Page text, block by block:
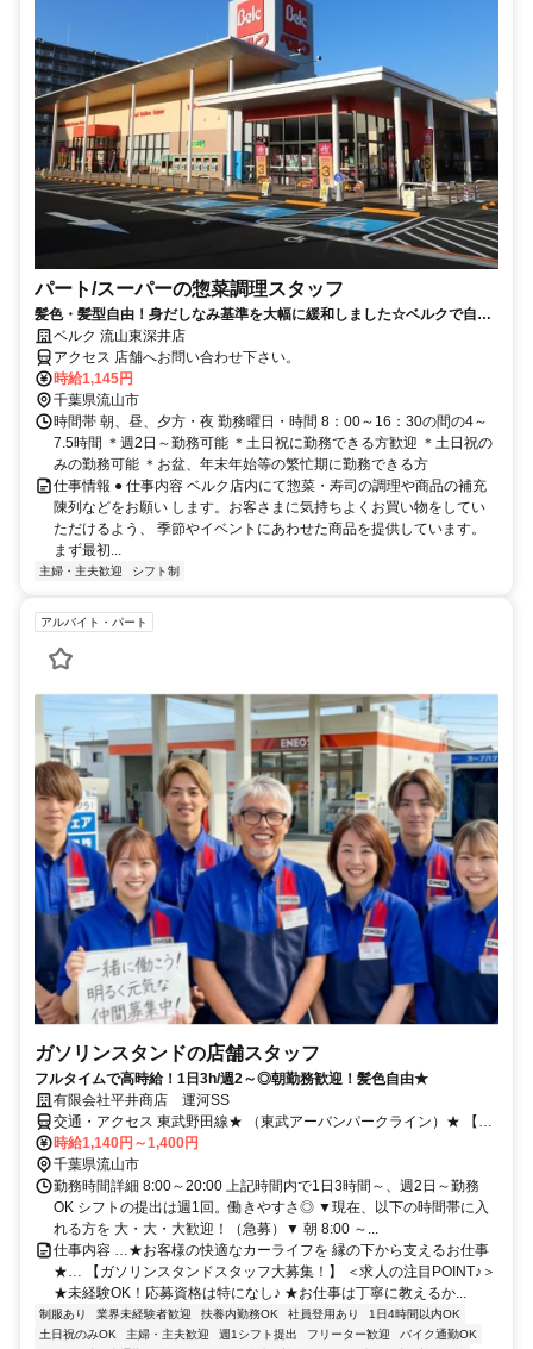
パート/スーパーの惣菜調理スタッフ
髪色・髪型自由！身だしなみ基準を大幅に緩和しました☆ベルクで自分
らしく働こう☆
ベルク 流山東深井店
アクセス 店舗へお問い合わせ下さい。
時給1,145円
千葉県流山市
時間帯 朝、昼、夕方・夜 勤務曜日・時間 8：00～16：30の間の4～
7.5時間 ＊週2日～勤務可能 ＊土日祝に勤務できる方歓迎 ＊土日祝の
みの勤務可能 ＊お盆、年末年始等の繁忙期に勤務できる方
仕事情報 ● 仕事内容 ベルク店内にて惣菜・寿司の調理や商品の補充
陳列などをお願い します。お客さまに気持ちよくお買い物をしてい
ただけるよう、 季節やイベントにあわせた商品を提供しています。
まず最初...
主婦・主夫歓迎 シフト制
アルバイト・パート
ガソリンスタンドの店舗スタッフ
フルタイムで高時給！1日3h/週2～◎朝勤務歓迎！髪色自由★
有限会社平井商店 運河SS
交通・アクセス 東武野田線★ （東武アーバンパークライン）★ 【運
河駅】より徒歩8分※ニコニコレンタカー流山東深井店併設 ★車・バ
イク通勤OK！
時給1,140円～1,400円
千葉県流山市
勤務時間詳細 8:00～20:00 上記時間内で1日3時間～、週2日～勤務
OK シフトの提出は週1回。働きやすさ◎ ▼現在、以下の時間帯に入
れる方を 大・大・大歓迎！（急募）▼ 朝 8:00 ～...
仕事内容 …★お客様の快適なカーライフを 縁の下から支えるお仕事
★… 【ガソリンスタンドスタッフ大募集！】 ＜求人の注目POINT♪＞
★未経験OK！応募資格は特になし♪ ★お仕事は丁寧に教えるか...
制服あり 業界未経験者歓迎 扶養内勤務OK 社員登用あり
1日4時間以内OK
土日祝のみOK
主婦・主夫歓迎 週1シフト提出 フリーター歓迎
バイク通勤OK